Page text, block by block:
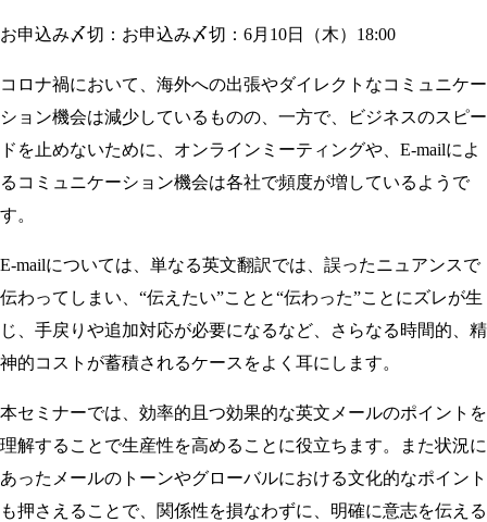
お申込み〆切：お申込み〆切：6月10日（木）18:00
コロナ禍において、海外への出張やダイレクトなコミュニケー
ション機会は減少しているものの、一方で、ビジネスのスピー
ドを止めないために、オンラインミーティングや、E-mailによ
るコミュニケーション機会は各社で頻度が増しているようで
す。
E-mailについては、単なる英文翻訳では、誤ったニュアンスで
伝わってしまい、“伝えたい”ことと“伝わった”ことにズレが生
じ、手戻りや追加対応が必要になるなど、さらなる時間的、精
神的コストが蓄積されるケースをよく耳にします。
本セミナーでは、効率的且つ効果的な英文メールのポイントを
理解することで生産性を高めることに役立ちます。また状況に
あったメールのトーンやグローバルにおける文化的なポイント
も押さえることで、関係性を損なわずに、明確に意志を伝える